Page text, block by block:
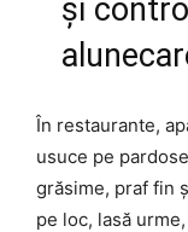
și
În restaurante,
usuce pe
grăsime, praf fin
pe loc, lasă